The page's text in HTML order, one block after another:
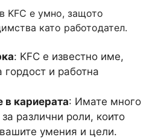
KFC е умно, защото
като работодател.
: KFC е известно име,
гордост и работна
в кариерата: Имате много
различни роли, които
умения и цели.